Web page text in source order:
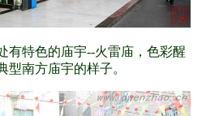
有特色的庙宇--火雷庙，色彩醒
型南方庙宇的样子。